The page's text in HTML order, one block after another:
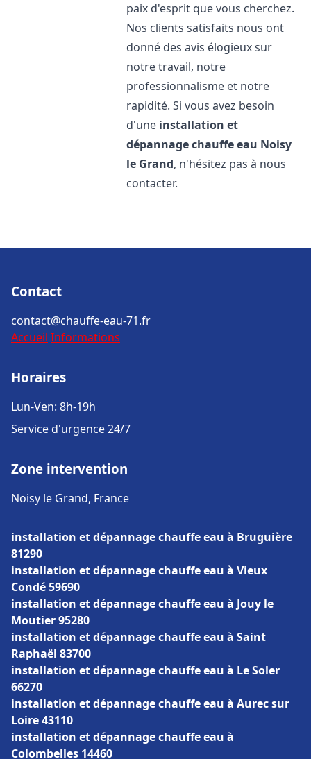
paix d'esprit que vous cherchez.
Nos clients satisfaits nous ont
donné des avis élogieux sur
notre travail, notre
professionnalisme et notre
rapidité. Si vous avez besoin
d'une installation et
dépannage chauffe eau Noisy
le Grand, n'hésitez pas à nous
contacter.
Contact
contact@chauffe-eau-71.fr
Accueil Informations
Horaires
Lun-Ven: 8h-19h
Service d'urgence 24/7
Zone intervention
Noisy le Grand, France
installation et dépannage chauffe eau à Bruguière
81290
installation et dépannage chauffe eau à Vieux
Condé 59690
installation et dépannage chauffe eau à Jouy le
Moutier 95280
installation et dépannage chauffe eau à Saint
Raphaël 83700
installation et dépannage chauffe eau à Le Soler
66270
installation et dépannage chauffe eau à Aurec sur
Loire 43110
installation et dépannage chauffe eau à
Colombelles 14460